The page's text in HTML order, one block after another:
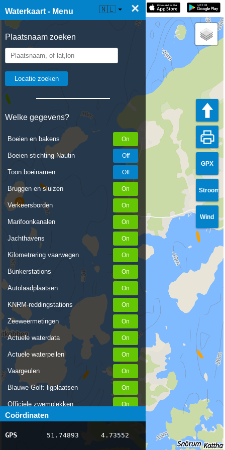
Waterkaart - Menu ×
Plaatsnaam zoeken
Welke gegevens?
Boeien en bakens
Boeien stichting Nautin
Toon boeinamen
Bruggen en sluizen
Verkeersborden
Marifoonkanalen
Jachthavens
Kilometrering vaarwegen
Bunkerstations
Autolaadplaatsen
KNRM-reddingstations
Zeeweermetingen
Actuele waterdata
Actuele waterpeilen
Vaargeulen
Blauwe Golf: ligplaatsen
Officiele zwemplekken
Stremmingen/hinder
AIS scheepsposities
Coördinaten
GPS 51.74893 4.73552
☰ Waterkaart Live 🇳🇱
GPX
Stroom
Wind